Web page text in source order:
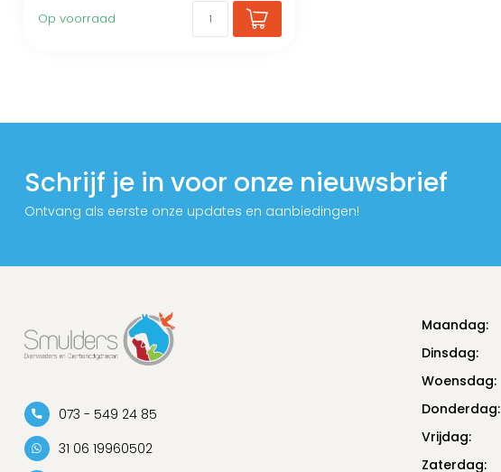
Op voorraad
Schrijf je in voor onze nieuwsbrief
Ontvang als eerste onze updates en aanbiedingen!
073 - 549 24 85
31 06 19960502
Maandag:
Dinsdag:
Woensdag:
Donderdag:
Vrijdag:
Zaterdag: